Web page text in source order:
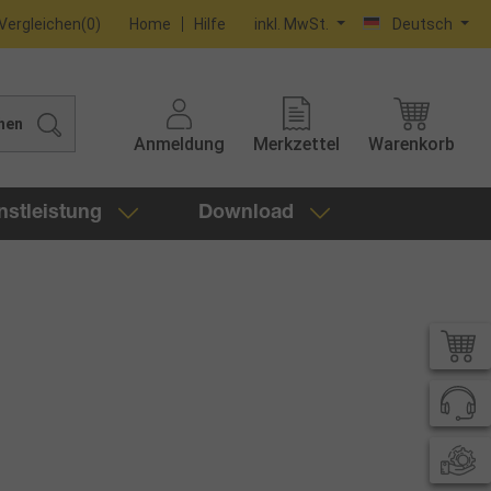
(0) Home Hilfe inkl. MwSt. Deutsch
Anmeldung Merkzettel Warenkorb
Download